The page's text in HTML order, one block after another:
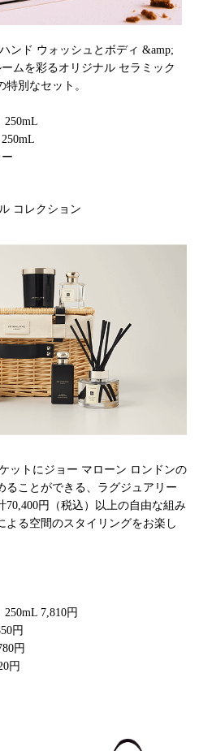
ンド ウォッシュとボディ &amp;
ムを彩るオリジナル セラミック
特別なセット。
250mL
コレクション
ットにジョー マローン ロンドンの
ることができる、ラグジュアリー
円（税込）以上の自由な組み
よる空間のスタイリングをお楽し
250mL 7,810円
円
円
円